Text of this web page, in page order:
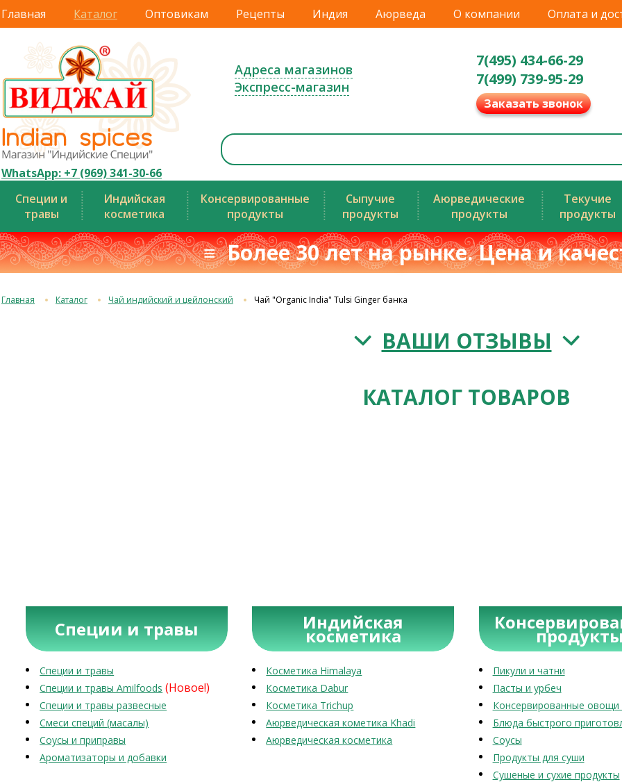
Главная Каталог Оптовикам Рецепты Индия Аюрведа О компании Оплата и
WhatsApp: +7 (969) 341-30-66
Адреса магазинов
Экспресс-магазин
7(495) 434-66-29
7(499) 739-95-29
Заказать звонок
Специи и
травы
Индийская
косметика
Консервированные
продукты
Сыпучие
продукты
Аюрведические
продукты
Текучие
продукты
≡ Более 30 лет на рынке. Цена и
Главная Каталог Чай индийский и цейлонский Чай "Organic India" Tulsi Ginger банка
ВАШИ ОТЗЫВЫ
КАТАЛОГ ТОВАРОВ
Специи и травы
Специи и травы
Специи и травы Amilfoods (Новое!)
Специи и травы развесные
Смеси специй (масалы)
Соусы и приправы
Ароматизаторы и добавки
Индийская
косметика
Косметика Himalaya
Косметика Dabur
Косметика Trichup
Аюрведическая кометика Khadi
Аюрведическая косметика
Пикули и чатни
Пасты и урбеч
Консервированные овощи
Блюда быстрого
Соусы
Продукты для суши
Сушеные и сухие продукты